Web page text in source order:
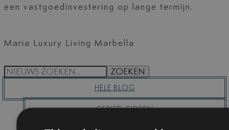
een vastgoedinvestering op lange termijn.
Maria Luxury Living Marbella
S
ZOEKEN
HELE BLOG
GEBIED GIDSEN